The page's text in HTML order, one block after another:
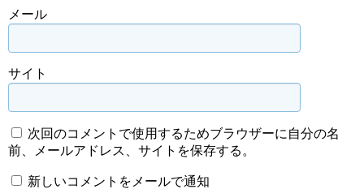
メール
サイト
次回のコメントで使用するためブラウザーに自分の名
前、メールアドレス、サイトを保存する。
新しいコメントをメールで通知